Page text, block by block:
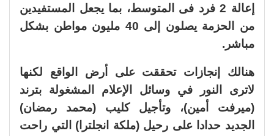
إعالة 2 فرد فى المتوسط، بما يجعل المستفيدين
من الحزمة يصلون إلى 40 مليون مواطن بشكل
مباشر.
هنالك إنجازات تحققت على أرض الواقع لكنها
لاترى النور في وسائل الإعلام المشغولة بترند
(ميرفت أمين)، وتأجيل كليب (محمد رمضان)
الجديد حدادا على رحيل (ملكة انجلترا) التي راحت